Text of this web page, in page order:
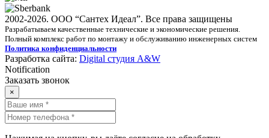
2002-2026. ООО “Сантех Идеал”. Все права защищены
Разрабатываем качественные технические и экономические решения.
Полный комплекс работ по монтажу и обслуживанию инженерных систем
Политика конфиденциальности
Разработка сайта: Digital студия A&W
Notification
Заказать звонок
×